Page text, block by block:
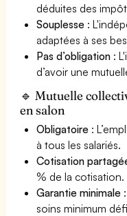
déduites des
Souplesse :
adaptées à ses
Pas d’obligation :
d’avoir une
🔹 Mutuelle
en salon
Obligatoire :
à tous les salariés.
Cotisation
% de la cotisation.
Garantie minimale
soins minimum